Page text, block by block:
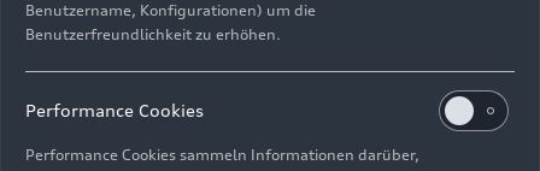
ImpressumRechtliches
Hinweisgebersystem
Informationen zur BarrierefreiheitKontakt
Benutzername, Konfigurationen) um die
Benutzerfreundlichkeit zu erhöhen.
Performance Cookies
Performance Cookies sammeln Informationen darüber,